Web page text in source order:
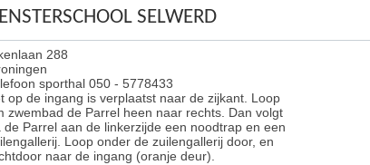
SELWERD
288
sporthal 050 - 5778433
op de ingang is verplaatst naar de zijkant. Loop
zwembad de Parrel heen naar rechts. Dan volgt
de Parrel aan de linkerzijde een noodtrap en een
Loop onder de zuilengallerij door, en
naar de ingang (oranje deur).